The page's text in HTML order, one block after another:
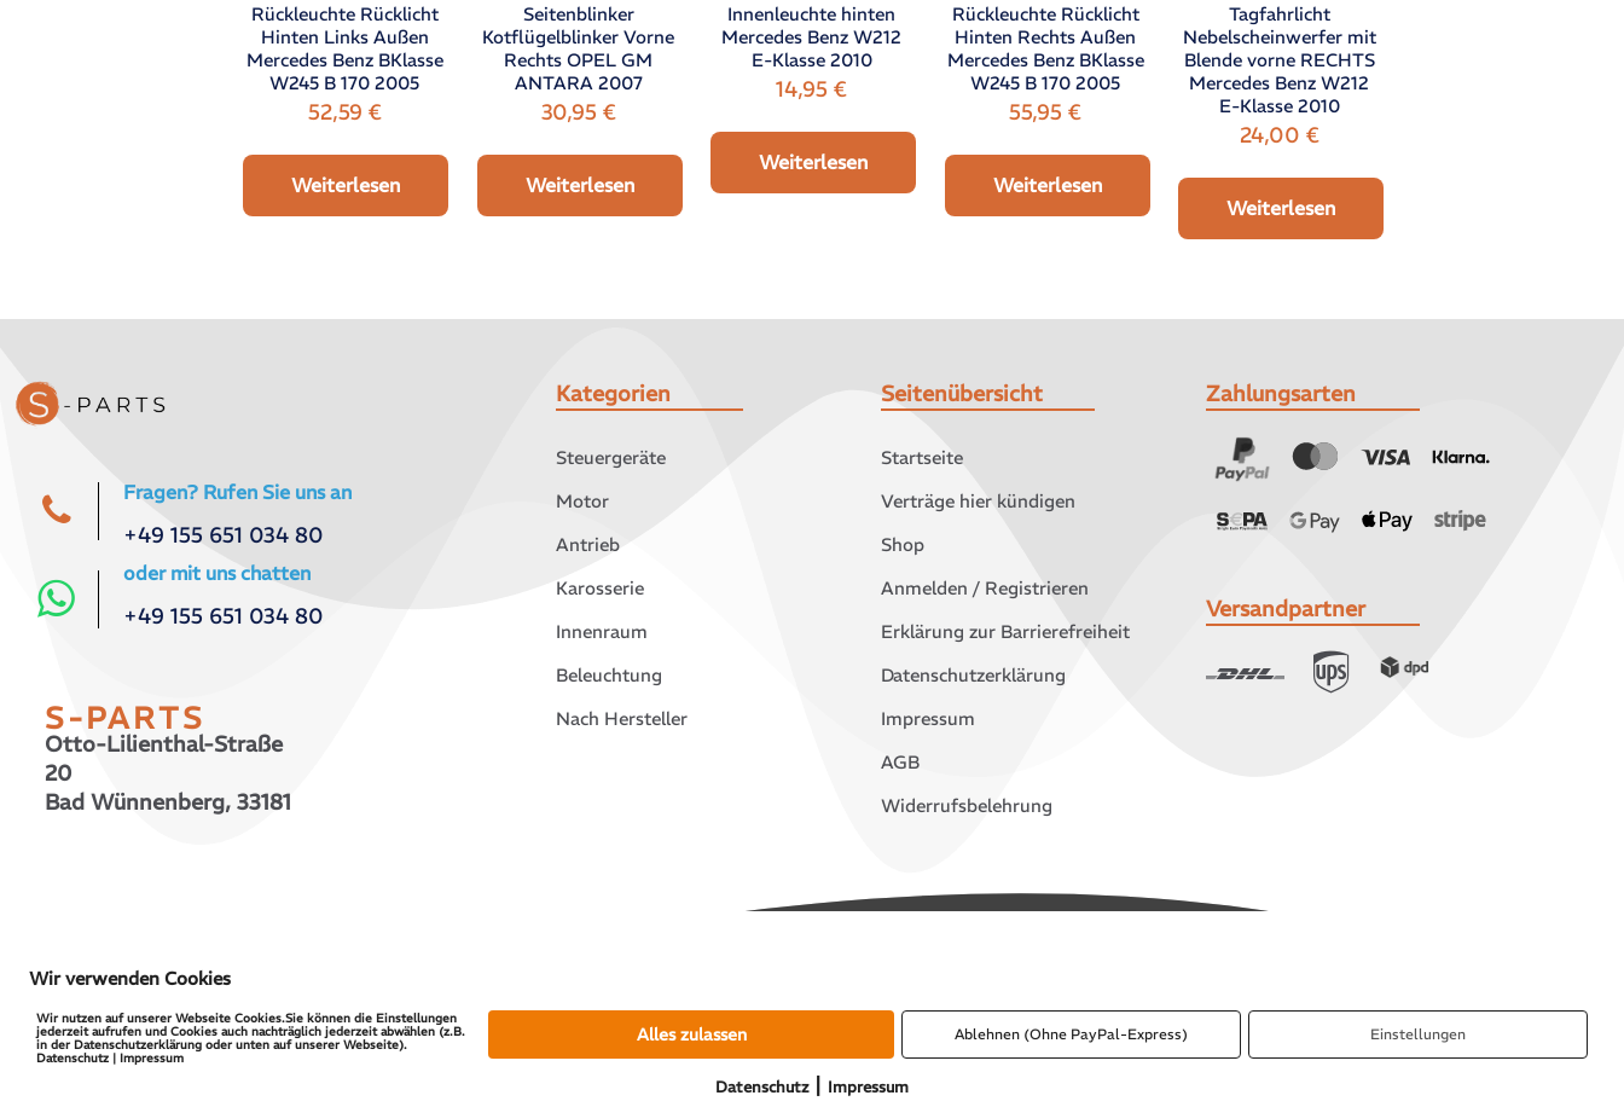
Rückleuchte Rücklicht
Hinten Links Außen
Mercedes Benz BKlasse
W245 B 170 2005
52,59 €
Weiterlesen
Seitenblinker
Kotflügelblinker Vorne
Rechts OPEL GM
ANTARA 2007
30,95 €
Weiterlesen
Innenleuchte hinten
Mercedes Benz W212
E-Klasse 2010
14,95€
Weiterlesen
Rückleuchte Rücklicht
Hinten Rechts Außen
Mercedes Benz BKlasse
W245 B 170 2005
55,95€
Weiterlesen
Tagfahrlicht
Nebelscheinwerfer mit
Blende vorne RECHTS
Mercedes Benz W212
E-Klasse 2010
24,00 €
Weiterlesen
Fragen? Rufen Sie uns an
+49 155 651 034 80
oder mit uns chatten
+49 155 651 034 80
S-PARTS
Otto-Lilienthal-Straße
20
Bad Wünnenberg, 33181
Kategorien
Steuergeräte
Motor
Antrieb
Karosserie
Innenraum
Beleuchtung
Nach Hersteller
Seitenübersicht
Startseite
Verträge hier kündigen
Shop
Anmelden / Registrieren
Erklärung zur Barrierefreiheit
Datenschutzerklärung
Impressum
AGB
Widerrufsbelehrung
Zahlungsarten
Versandpartner
Wir verwenden Cookies
Wir nutzen auf unserer Webseite Cookies.Sie können die Einstellungen
jederzeit aufrufen und Cookies auch nachträglich jederzeit abwählen (z.B.
in der Datenschutzerklärung oder unten auf unserer Webseite).
Datenschutz | Impressum
Alles zulassen Ablehnen (Ohne PayPal-Express) Einstellungen
Datenschutz| Impressum